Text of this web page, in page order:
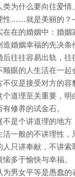
类为什么要向往爱
性……就是美丽的？
在在的婚姻中：婚
造婚姻幸福的先决
往往容易出轨，往
眼的人生活在一起
不仅是接受对方的
个道理至关重要，
修养的试金石。
不是个讲道理的地
一般的不讲理性，
人只讲奉献，不讲
多于愉快与幸福。
为男女平等是愚蠢